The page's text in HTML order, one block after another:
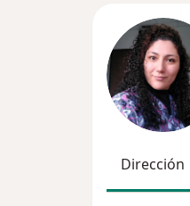
Dirección